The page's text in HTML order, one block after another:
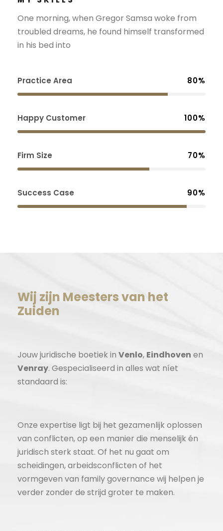
One morning, when Gregor Samsa woke from
troubled dreams, he found himself transformed
in his bed into
Practice Area 80%
Happy Customer 100%
Firm Size 70%
Success Case 90%
Wij zijn Meesters van het
Zuiden
Jouw juridische boetiek in Venlo, Eindhoven en
Venray. Gespecialiseerd in alles wat níet
standaard is:
Onze expertise ligt bij het gezamenlijk oplossen
van conflicten, op een manier die menselijk én
juridisch sterk staat. Of het nu gaat om
scheidingen, arbeidsconflicten of het
vormgeven van family governance wij helpen je
verder zonder de strijd groter te maken.